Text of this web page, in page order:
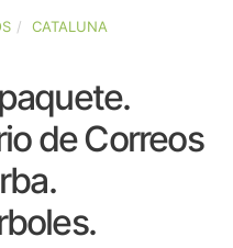
CATALUNA
de Correos